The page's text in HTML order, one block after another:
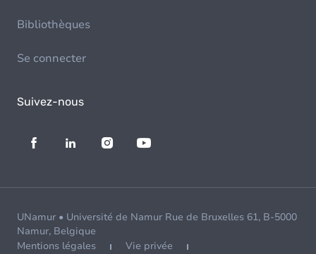
Bibliothèques
Se connecter
Suivez-nous
UNamur • Université de Namur Rue de Bruxelles 61, B-5000
Namur, Belgique
Mentions légales
Vie privée